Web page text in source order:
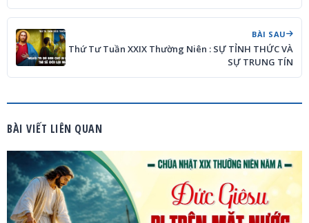
BÀI SAU
Thứ Tư Tuần XXIX Thường Niên : SỰ TỈNH THỨC VÀ
SỰ TRUNG TÍN
BÀI VIẾT LIÊN QUAN